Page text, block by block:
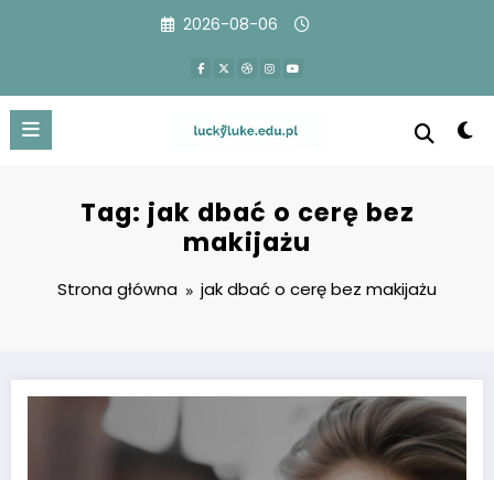
2026-08-06
Tag: jak dbać o cerę bez
makijażu
Strona główna jak dbać o cerę bez makijażu